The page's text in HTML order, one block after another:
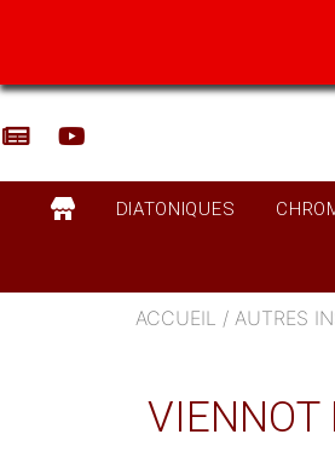
DIATONIQUES
ACCUEIL / AUTRES
VIENNOT